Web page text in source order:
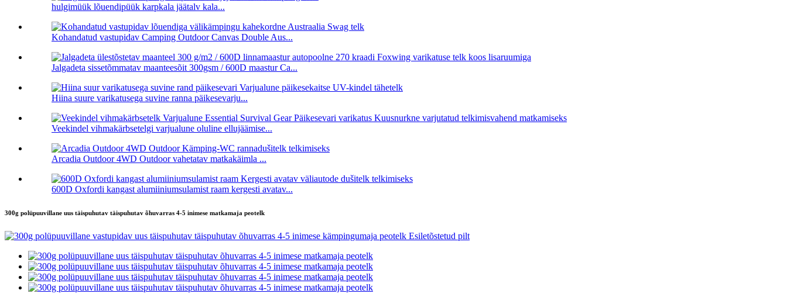
hulgimüük lõuendipüük karpkala jäätalv kala...
Kohandatud vastupidav Camping Outdoor Canvas Double Aus...
Jalgadeta sissetõmmatav maanteesõit 300gsm / 600D maastur Ca...
Hiina suure varikatusega suvine ranna päikesevarju...
Veekindel vihmakärbsetelgi varjualune oluline ellujäämise...
Arcadia Outdoor 4WD Outdoor vahetatav matkakäimla ...
600D Oxfordi kangast alumiiniumsulamist raam kergesti avatav...
300g polüpuuvillane uus täispuhutav täispuhutav õhuvarras 4-5 inimese matkamaja peotelk